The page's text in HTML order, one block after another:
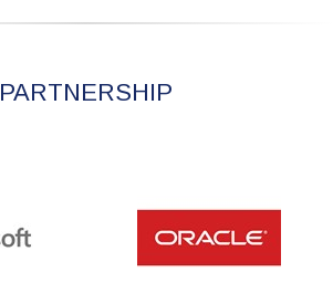
PARTNERSHIP